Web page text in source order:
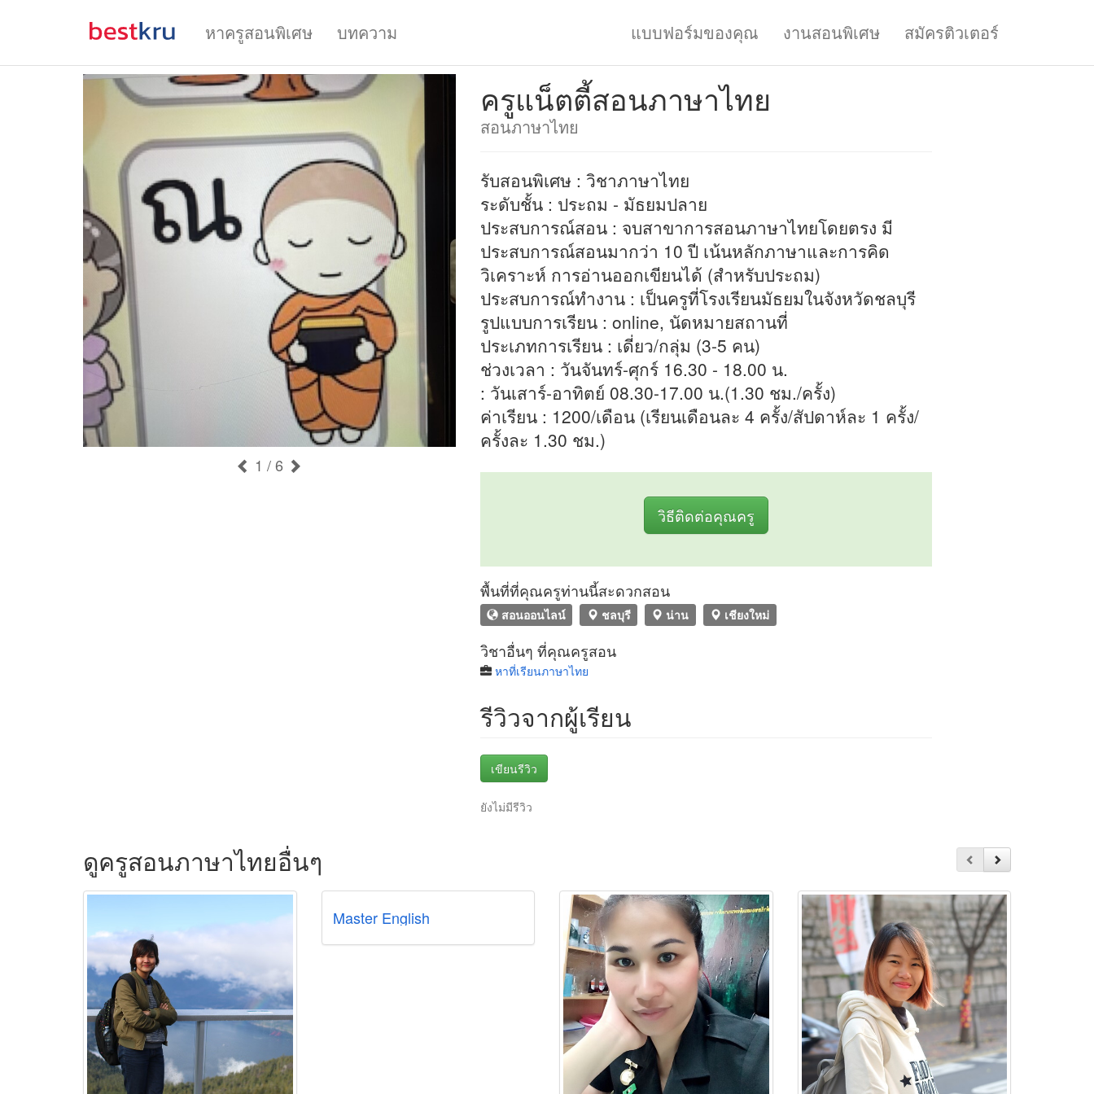
หาครูสอนพิเศษ บทความ แบบฟอร์มของคุณ งานสอนพิเศษ สมัครติวเตอร์
1 / 6
ครูแน็ตตี้สอนภาษาไทย
สอนภาษาไทย
รับสอนพิเศษ : วิชาภาษาไทย
ระดับชั้น : ประถม - มัธยมปลาย
ประสบการณ์สอน : จบสาขาการสอนภาษาไทยโดยตรง มี
ประสบการณ์สอนมากว่า 10 ปี เน้นหลักภาษาและการคิด
วิเคราะห์ การอ่านออกเขียนได้ (สำหรับประถม)
ประสบการณ์ทำงาน : เป็นครูที่โรงเรียนมัธยมในจังหวัดชลบุรี
รูปแบบการเรียน : online, นัดหมายสถานที่
ประเภทการเรียน : เดี่ยว/กลุ่ม (3-5 คน)
ช่วงเวลา : วันจันทร์-ศุกร์ 16.30 - 18.00 น.
: วันเสาร์-อาทิตย์ 08.30-17.00 น.(1.30 ชม./ครั้ง)
ค่าเรียน : 1200/เดือน (เรียนเดือนละ 4 ครั้ง/สัปดาห์ละ 1 ครั้ง/
ครั้งละ 1.30 ชม.)
วิธีติดต่อคุณครู
พื้นที่ที่คุณครูท่านนี้สะดวกสอน
สอนออนไลน์ ชลบุรี น่าน เชียงใหม่
วิชาอื่นๆ ที่คุณครูสอน
หาที่เรียนภาษาไทย
รีวิวจากผู้เรียน
เขียนรีวิว
ยังไม่มีรีวิว
ดูครูสอนภาษาไทยอื่นๆ
Master English